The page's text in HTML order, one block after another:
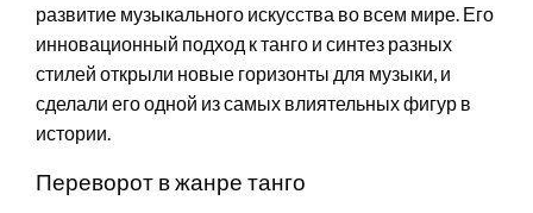
развитие музыкального искусства во всем мире. Его
инновационный подход к танго и синтез разных
стилей открыли новые горизонты для музыки, и
сделали его одной из самых влиятельных фигур в
истории.
Переворот в жанре танго